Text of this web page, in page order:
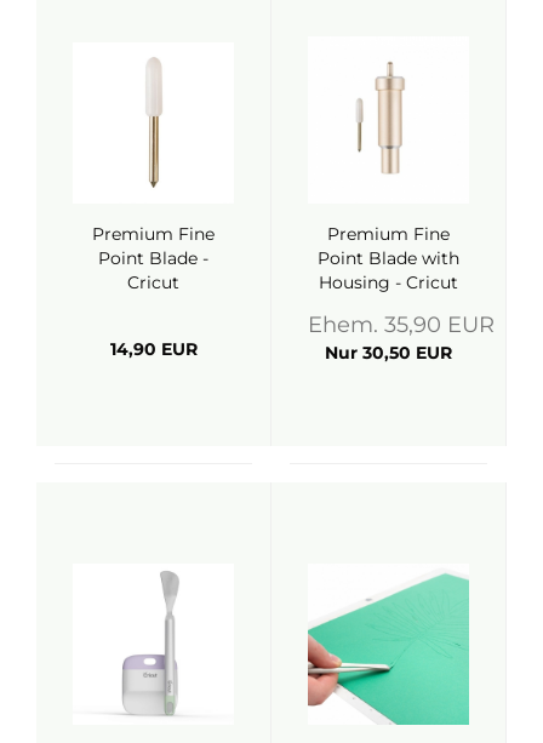
Premium Fine
Point Blade -
Cricut
14,90 EUR
Premium Fine
Point Blade with
Housing - Cricut
Ehem. 35,90 EUR
Nur 30,50 EUR